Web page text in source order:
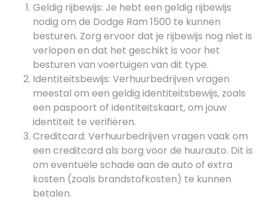
Geldig rijbewijs: Je hebt een geldig rijbewijs
nodig om de Dodge Ram 1500 te kunnen
besturen. Zorg ervoor dat je rijbewijs nog niet is
verlopen en dat het geschikt is voor het
besturen van voertuigen van dit type.
Identiteitsbewijs: Verhuurbedrijven vragen
meestal om een geldig identiteitsbewijs, zoals
een paspoort of identiteitskaart, om jouw
identiteit te verifiëren.
Creditcard: Verhuurbedrijven vragen vaak om
een creditcard als borg voor de huurauto. Dit is
om eventuele schade aan de auto of extra
kosten (zoals brandstofkosten) te kunnen
betalen.